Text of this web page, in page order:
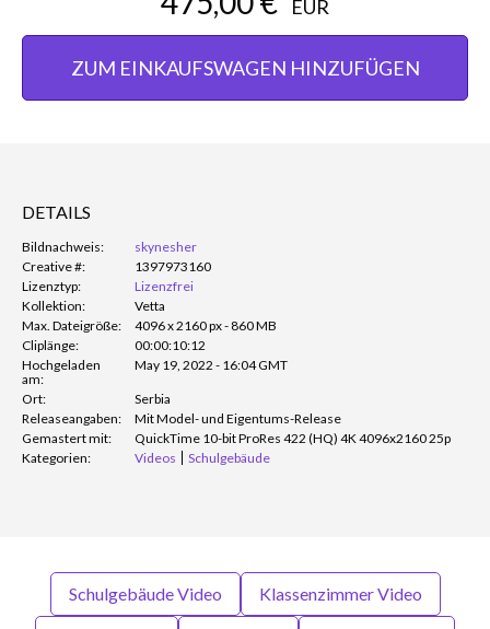
EUR
ZUM EINKAUFSWAGEN HINZUFÜGEN
DETAILS
Bildnachweis:
skynesher
Creative #:
1397973160
Lizenztyp:
Lizenzfrei
Kollektion:
Vetta
Max. Dateigröße:
4096 x 2160 px - 860 MB
Cliplänge:
00:00:10:12
Hochgeladen
am:
May 19, 2022 - 16:04 GMT
Ort:
Serbia
Releaseangaben:
Mit Model- und Eigentums-Release
Gemastert mit:
QuickTime 10-bit ProRes 422 (HQ) 4K 4096x2160 25p
Kategorien:
Videos Schulgebäude
Schulgebäude Video Klassenzimmer Video